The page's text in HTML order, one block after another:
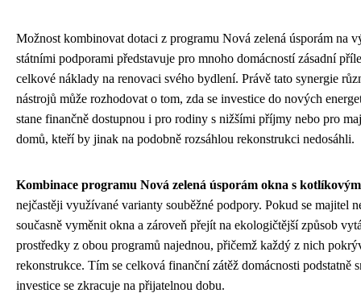
Možnost kombinovat dotaci z programu Nová zelená úsporám na
státními podporami představuje pro mnoho domácností zásadní
celkové náklady na renovaci svého bydlení. Právě tato synergie
nástrojů může rozhodovat o tom, zda se investice do nových
stane finančně dostupnou i pro rodiny s nižšími příjmy nebo pro
domů, kteří by jinak na podobně rozsáhlou rekonstrukci nedosáhli.
Kombinace programu Nová zelená úsporám okna s
nejčastěji využívané varianty souběžné podpory. Pokud se majitel
současně vyměnit okna a zároveň přejít na ekologičtější způsob
prostředky z obou programů najednou, přičemž každý z nich
rekonstrukce. Tím se celková finanční zátěž domácnosti podstatně
investice se zkracuje na přijatelnou dobu.